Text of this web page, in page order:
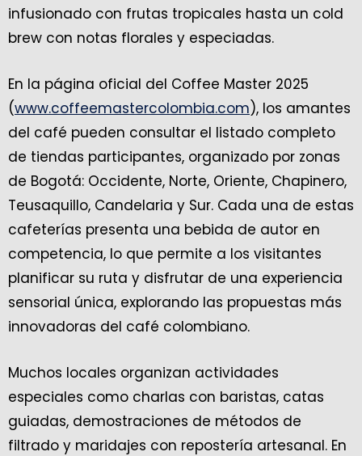
infusionado con frutas tropicales hasta un cold
brew con notas florales y especiadas.
En la página oficial del Coffee Master 2025
(www.coffeemastercolombia.com), los amantes
del café pueden consultar el listado completo
de tiendas participantes, organizado por zonas
de Bogotá: Occidente, Norte, Oriente, Chapinero,
Teusaquillo, Candelaria y Sur. Cada una de estas
cafeterías presenta una bebida de autor en
competencia, lo que permite a los visitantes
planificar su ruta y disfrutar de una experiencia
sensorial única, explorando las propuestas más
innovadoras del café colombiano.
Muchos locales organizan actividades
especiales como charlas con baristas, catas
guiadas, demostraciones de métodos de
filtrado y maridajes con repostería artesanal. En